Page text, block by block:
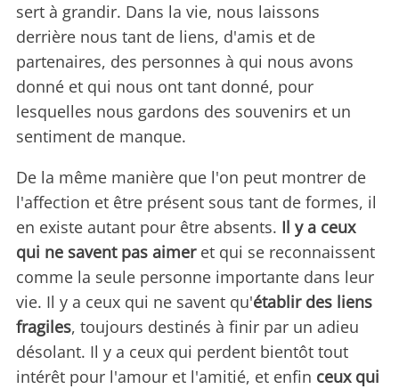
sert à grandir. Dans la vie, nous laissons
derrière nous tant de liens, d'amis et de
partenaires, des personnes à qui nous avons
donné et qui nous ont tant donné, pour
lesquelles nous gardons des souvenirs et un
sentiment de manque.
De la même manière que l'on peut montrer de
l'affection et être présent sous tant de formes, il
en existe autant pour être absents. Il y a ceux
qui ne savent pas aimeret qui se reconnaissent
comme la seule personne importante dans leur
vie. Il y a ceux qui ne savent qu'établir des liens
fragiles, toujours destinés à finir par un adieu
désolant. Il y a ceux qui perdent bientôt tout
intérêt pour l'amour et l'amitié, et enfin ceux qui